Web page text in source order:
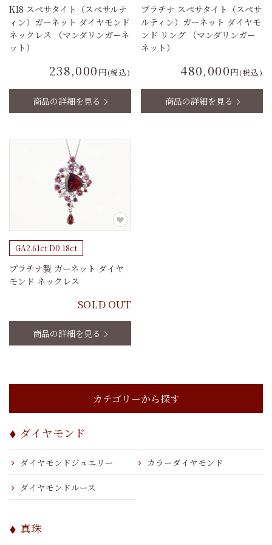
K18 スぺサタイト（スぺサルテ
ィン）ガーネット ダイヤモンド
ネックレス （マンダリンガーネ
ット）
238,000 円(税込)
商品の詳細を見る
プラチナ スぺサタイト（スぺサ
ルティン）ガーネット ダイヤモ
ンド リング （マンダリンガー
ネット）
480,000円(税込)
商品の詳細を見る
GA2.61ct D0.18ct
プラチナ製 ガーネット ダイヤ
モンド ネックレス
SOLD OUT
商品の詳細を見る
カテゴリーから探す
ダイヤモンド
ダイヤモンドジュエリー カラーダイヤモンド
ダイヤモンドルース
真珠